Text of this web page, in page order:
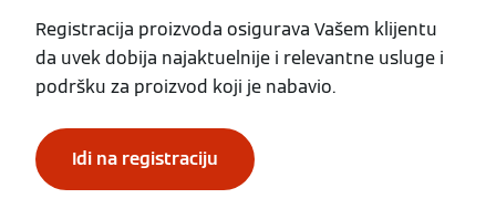
Registracija proizvoda osigurava Vašem klijentu
da uvek dobija najaktuelnije i relevantne usluge i
podršku za proizvod koji je nabavio.
Idi na registraciju